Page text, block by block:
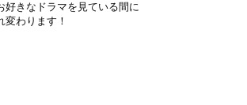
好きなドラマを見ている間に
わります！